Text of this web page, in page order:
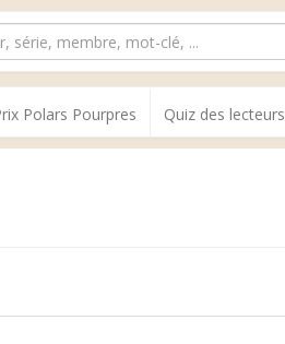
Polars Pourpres Quiz des lecteurs